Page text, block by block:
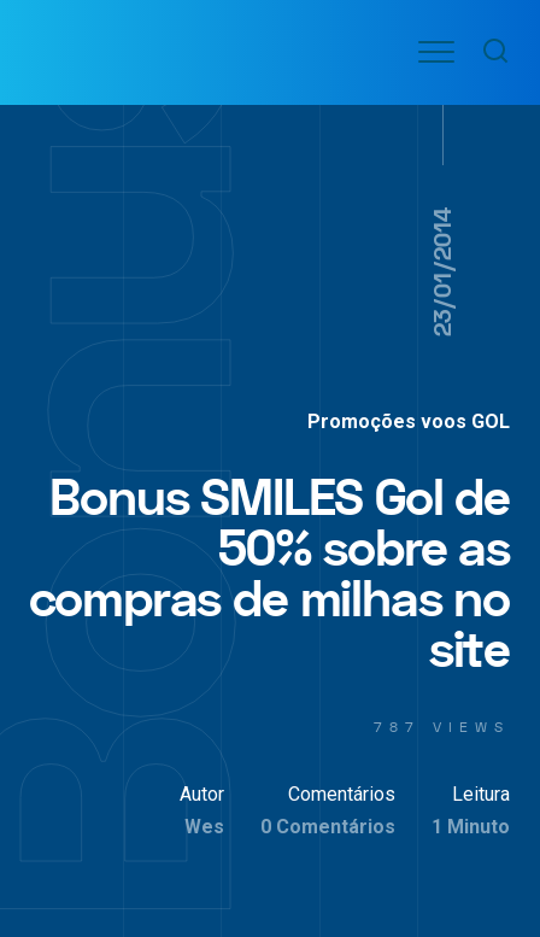
conteúdo
VOO
AÉREAS
Menu
23/01/2014
Promoções voos GOL
Bonus SMILES Gol de
50% sobre as
compras de milhas no
site
787 VIEWS
Autor
Wes
Comentários
0 Comentários
Leitura
1 Minuto